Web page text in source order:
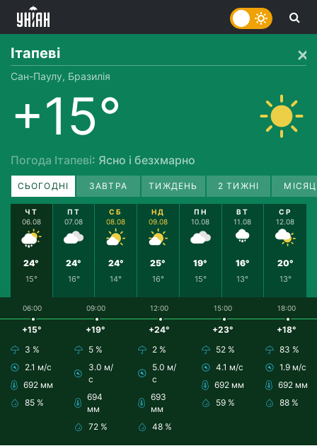
Ітапеві
Сан-Паулу, Бразилія
+15°
Погода Ітапеві: Ясно і безхмарно
СЬОГОДНІ ЗАВТРА ТИЖДЕНЬ 2 ТИЖНІ
ЧТ
06.08
24°
15°
ПТ
07.08
24°
16°
СБ
08.08
24°
14°
НД
09.08
25°
16°
ПН
10.08
19°
15°
ВТ
11.08
16°
13°
СР
12.08
20°
13°
06:00
+15°
3 %
2.1 м/с
692 мм
85 %
09:00
+19°
5 %
3.0 м/
с
694
мм
72 %
12:00
+24°
2 %
5.0 м/
с
693
мм
48 %
15:00
+23°
52 %
4.1 м/с
692 мм
59 %
18:00
+18°
83 %
1.9 м/с
692 мм
88 %